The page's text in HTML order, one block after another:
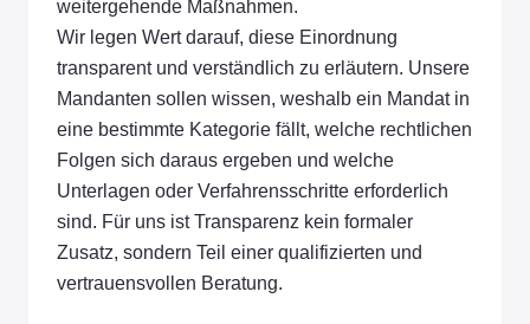
weitergehende Maßnahmen.
Wir legen Wert darauf, diese Einordnung
transparent und verständlich zu erläutern. Unsere
Mandanten sollen wissen, weshalb ein Mandat in
eine bestimmte Kategorie fällt, welche rechtlichen
Folgen sich daraus ergeben und welche
Unterlagen oder Verfahrensschritte erforderlich
sind. Für uns ist Transparenz kein formaler
Zusatz, sondern Teil einer qualifizierten und
vertrauensvollen Beratung.